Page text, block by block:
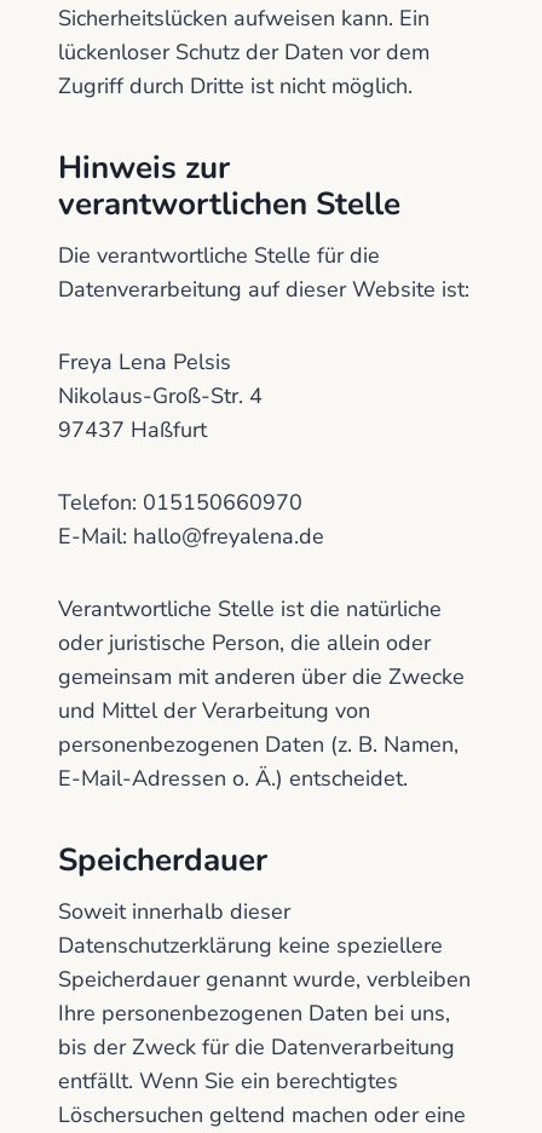
Sicherheitslücken aufweisen kann. Ein
lückenloser Schutz der Daten vor dem
Zugriff durch Dritte ist nicht möglich.
Hinweis zur
verantwortlichen Stelle
Die verantwortliche Stelle für die
Datenverarbeitung auf dieser Website ist:
Freya Lena Pelsis
Nikolaus-Groß-Str. 4
97437 Haßfurt
Telefon: 015150660970
E-Mail: hallo@freyalena.de
Verantwortliche Stelle ist die natürliche
oder juristische Person, die allein oder
gemeinsam mit anderen über die Zwecke
und Mittel der Verarbeitung von
personenbezogenen Daten (z. B. Namen,
E-Mail-Adressen o. Ä.) entscheidet.
Speicherdauer
Soweit innerhalb dieser
Datenschutzerklärung keine speziellere
Speicherdauer genannt wurde, verbleiben
Ihre personenbezogenen Daten bei uns,
bis der Zweck für die Datenverarbeitung
entfällt. Wenn Sie ein berechtigtes
Löschersuchen geltend machen oder eine